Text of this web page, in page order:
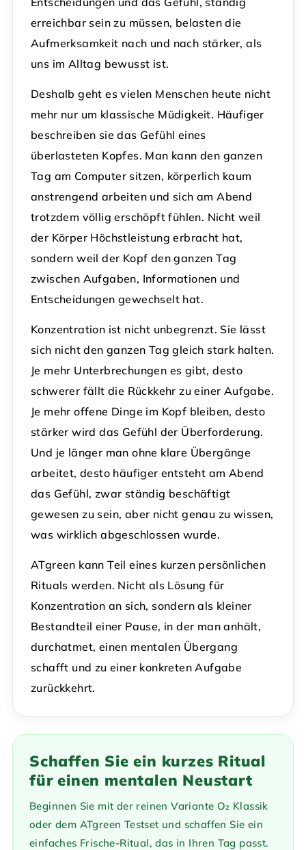
erreichbar sein zu müssen, belasten die
Aufmerksamkeit nach und nach stärker, als
uns im Alltag bewusst ist.
Deshalb geht es vielen Menschen heute nicht
mehr nur um klassische Müdigkeit. Häufiger
beschreiben sie das Gefühl eines
überlasteten Kopfes. Man kann den ganzen
Tag am Computer sitzen, körperlich kaum
anstrengend arbeiten und sich am Abend
trotzdem völlig erschöpft fühlen. Nicht weil
der Körper Höchstleistung erbracht hat,
sondern weil der Kopf den ganzen Tag
zwischen Aufgaben, Informationen und
Entscheidungen gewechselt hat.
Konzentration ist nicht unbegrenzt. Sie lässt
sich nicht den ganzen Tag gleich stark halten.
Je mehr Unterbrechungen es gibt, desto
schwerer fällt die Rückkehr zu einer Aufgabe.
Je mehr offene Dinge im Kopf bleiben, desto
stärker wird das Gefühl der Überforderung.
Und je länger man ohne klare Übergänge
arbeitet, desto häufiger entsteht am Abend
das Gefühl, zwar ständig beschäftigt
gewesen zu sein, aber nicht genau zu wissen,
was wirklich abgeschlossen wurde.
ATgreen kann Teil eines kurzen persönlichen
Rituals werden. Nicht als Lösung für
Konzentration an sich, sondern als kleiner
Bestandteil einer Pause, in der man anhält,
durchatmet, einen mentalen Übergang
schafft und zu einer konkreten Aufgabe
zurückkehrt.
Schaffen Sie ein kurzes Ritual
für einen mentalen Neustart
Beginnen Sie mit der reinen Variante O₂ Klassik
oder dem ATgreen Testset und schaffen Sie ein
einfaches Frische-Ritual, das in Ihren Tag passt.